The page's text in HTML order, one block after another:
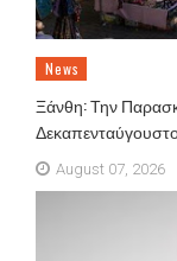
News
Ξάνθη: Την
August 07, 2026